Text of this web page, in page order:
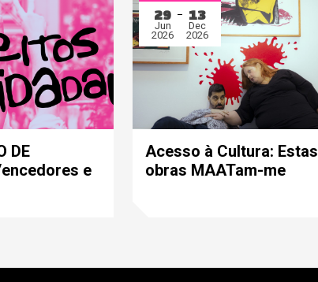
DE
e
29
Jun
2026
13
Dec
2026
Acesso à Cultura: Estas
obras MAATam-me